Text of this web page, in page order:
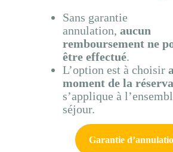
Sans garantie
annulation, aucun
remboursement ne
être effectué.
L’option est à choisir
moment de la
s’applique à
séjour.
Garantie